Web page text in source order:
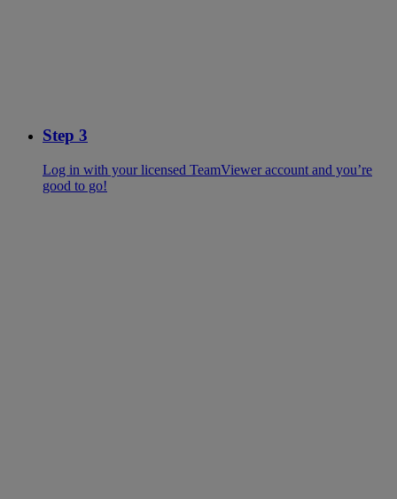
Step 3
Log in with your licensed TeamViewer account and you’re
good to go!